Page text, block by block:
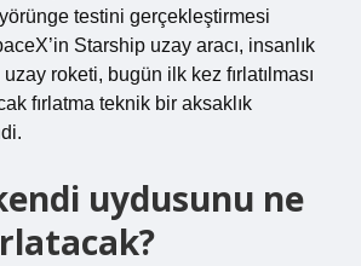
testini gerçekleştirmesi
Starship uzay aracı, insanlık
roketi, bugün ilk kez fırlatılması
fırlatma teknik bir aksaklık
uydusunu ne